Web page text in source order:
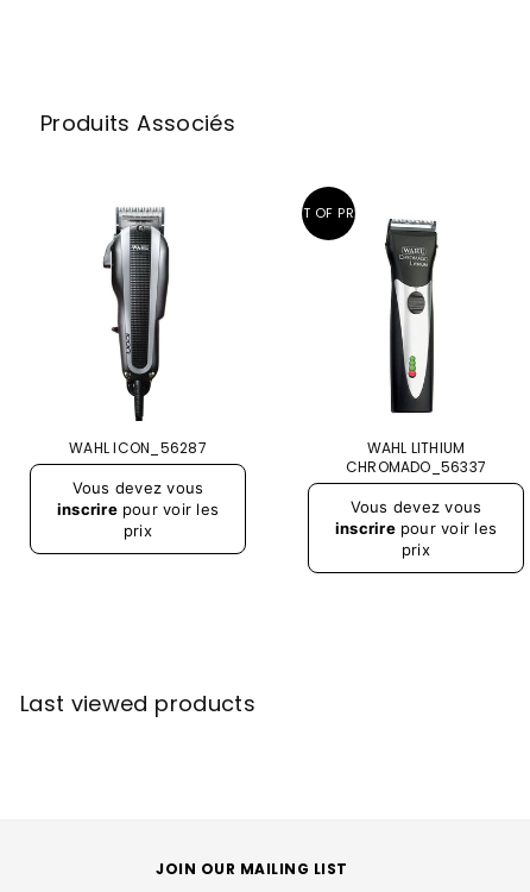
Produits Associés
WAHL ICON_56287
Prix
régulierVous devez vous
inscrirepour voir les
prix
OUT OF PRINT
WAHL LITHIUM
CHROMADO_56337
Prix
régulierVous devez vous
inscrirepour voir les
prix
Last viewed products
JOIN OUR MAILING LIST